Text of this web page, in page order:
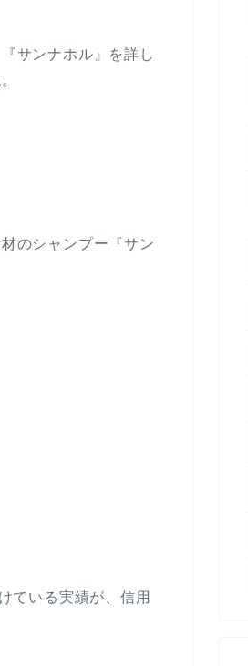
サンナホル』を詳し
のシャンプー『サン
ている実績が、信用